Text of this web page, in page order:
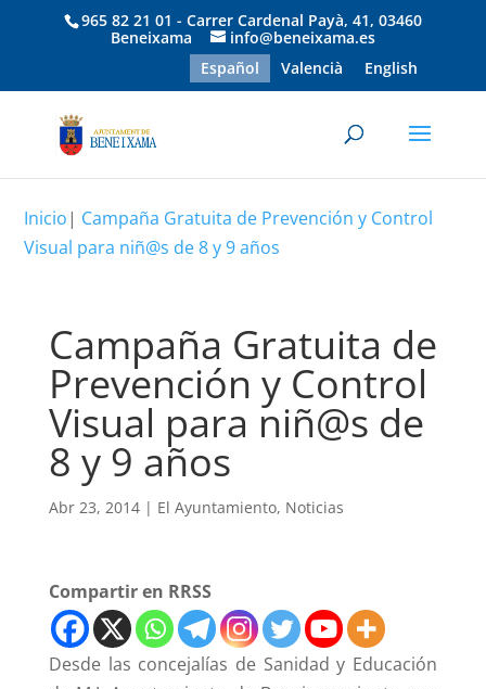
965 82 21 01 - Carrer Cardenal Payà, 41, 03460
Beneixama
info@beneixama.es
Español
Valencià English
Inicio| Campaña Gratuita de Prevención y Control
Visual para niñ@s de 8 y 9 años
Campaña Gratuita de
Prevención y Control
Visual para niñ@s de
8 y 9 años
Abr 23, 2014| El Ayuntamiento, Noticias
Compartir en RRSS
Desde las concejalías de Sanidad y Educación